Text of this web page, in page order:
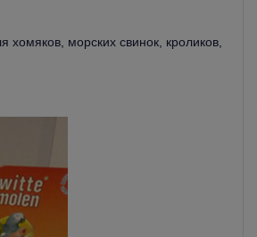
хомяков, морских свинок, кроликов,